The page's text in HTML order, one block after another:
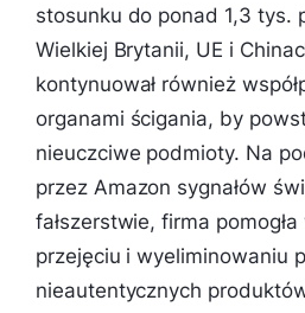
stosunku do ponad 1,3 tys.
Wielkiej Brytanii, UE i
kontynuował również
organami ścigania, by
nieuczciwe podmioty. Na
przez Amazon sygnałów
fałszerstwie, firma
przejęciu i wyeliminowaniu
nieautentycznych